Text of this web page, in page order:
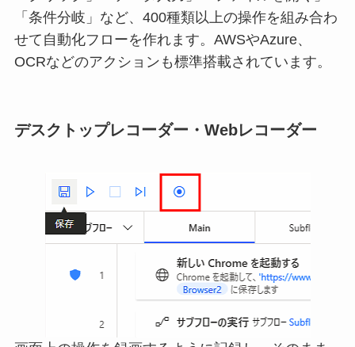
「条件分岐」など、400種類以上の操作を組み合わ
せて自動化フローを作れます。AWSやAzure、
OCRなどのアクションも標準搭載されています。
デスクトップレコーダー・Webレコーダー